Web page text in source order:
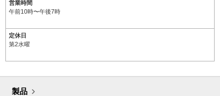
営業時間
午前10時〜午後7時
定休日
第2水曜
製品